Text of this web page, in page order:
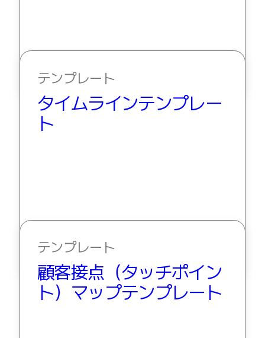
テンプレート
タイムラインテンプレー
ト
テンプレート
顧客接点（タッチポイン
ト）マップテンプレート